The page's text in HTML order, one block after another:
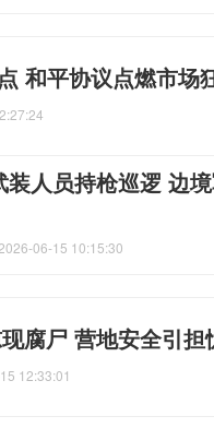
和平协议点燃市场
人员持枪巡逻 边
2026-06-15 10:15:30
腐尸 营地安全引担
12:33:01